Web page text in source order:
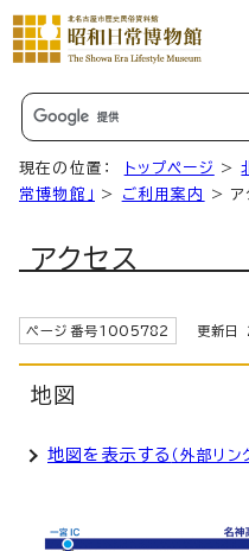
現在の位置： トップページ >
常博物館」
> ご利用案内 > ア
アクセス
ページ番号1005782 更新日
地図
地図を表示する （外部リン